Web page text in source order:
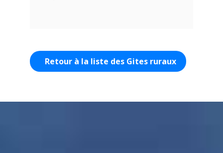
Retour à la liste des Gites ruraux